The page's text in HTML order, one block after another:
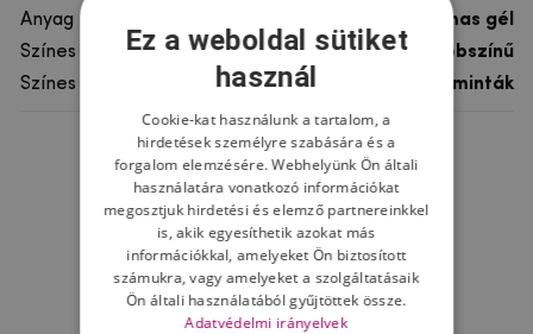
Anyag
rugalmas gél
Színes
többszínű
Színes motívum
Egyéb minták
Ne felejtsd el
Ez a weboldal sütiket
használ
Cookie-kat használunk a tartalom, a
hirdetések személyre szabására és a
forgalom elemzésére. Webhelyünk Ön általi
használatára vonatkozó információkat
megosztjuk hirdetési és elemző partnereinkkel
is, akik egyesíthetik azokat más
információkkal, amelyeket Ön biztosított
számukra, vagy amelyeket a szolgáltatásaik
Ön általi használatából gyűjtöttek össze.
Adatvédelmi irányelvek